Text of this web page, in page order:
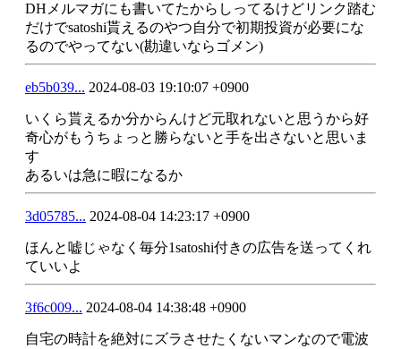
DHメルマガにも書いてたからしってるけどリンク踏む
だけでsatoshi貰えるのやつ自分で初期投資が必要にな
るのでやってない(勘違いならゴメン)
eb5b039... 2024-08-03 19:10:07 +0900
いくら貰えるか分からんけど元取れないと思うから好
奇心がもうちょっと勝らないと手を出さないと思いま
す
あるいは急に暇になるか
3d05785... 2024-08-04 14:23:17 +0900
ほんと嘘じゃなく毎分1satoshi付きの広告を送ってくれ
ていいよ
3f6c009... 2024-08-04 14:38:48 +0900
自宅の時計を絶対にズラさせたくないマンなので電波